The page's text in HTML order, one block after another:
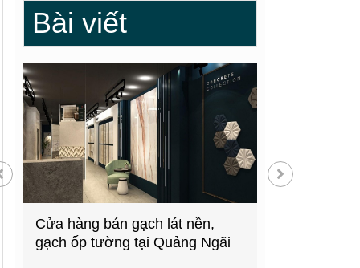
Bài viết
Cửa hàng bán gạch lát nền,
gạch ốp tường tại Quảng Ngãi